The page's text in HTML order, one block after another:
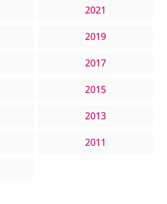
2021
2019
2017
2015
2013
2011